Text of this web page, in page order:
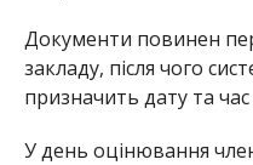
Документи повинен
закладу, після чого
призначить дату та
У день оцінювання